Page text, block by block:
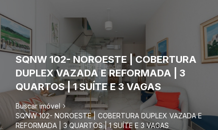
SQNW 102- NOROESTE | COBERTURA
DUPLEX VAZADA E REFORMADA | 3
QUARTOS | 1 SUÍTE E 3 VAGAS
Buscar imóvel
SQNW 102- NOROESTE | COBERTURA DUPLEX VAZADA E
REFORMADA | 3 QUARTOS | 1 SUÍTE E 3 VAGAS